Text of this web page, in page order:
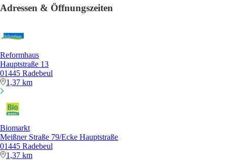
Adressen & Öffnungszeiten
Reformhaus
Hauptstraße 13
01445 Radebeul
1,37 km
Biomarkt
Meißner Straße 79/Ecke Hauptstraße
01445 Radebeul
1,37 km